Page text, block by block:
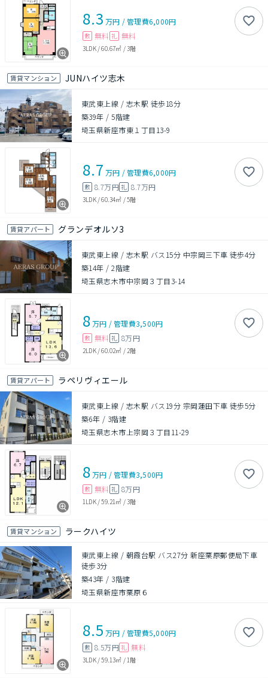
8.3 万円 /管理費6,000円
敷 無料 礼 無料
3LDK/60.67㎡ /3階
賃貸マンション JUNハイツ志木
東武東上線 / 志木駅 徒歩18分
築39年 /5階建
埼玉県新座市東１丁目13-9
8.7 万円 /管理費6,000円
敷 8.7万円礼 8.7万円
3LDK/60.34㎡ /5階
賃貸アパート グランデオルソ3
東武東上線 / 志木駅 バス15分 中宗岡三下車 徒歩4分
築14年 /2階建
埼玉県志木市中宗岡３丁目3-14
8万円 /管理費3,500円
敷 無料 礼 8万円
2LDK/60.02㎡ / 2階
賃貸アパート ラペリヴィエール
東武東上線 / 志木駅 バス19分 宗岡蓮田下車 徒歩5分
築6年 / 3階建
埼玉県志木市上宗岡３丁目11-29
8万円 /管理費3,500円
敷 無料 礼 8万円
1LDK/59.21㎡ /3階
賃貸マンション ラークハイツ
東武東上線 / 朝霞台駅 バス27分 新座栗原郵便局下車
徒歩3分
築43年 / 3階建
埼玉県新座市栗原６
8.5 万円 /管理費5,000円
敷 8.5万円 礼 無料
3LDK/59.13㎡ / 1階